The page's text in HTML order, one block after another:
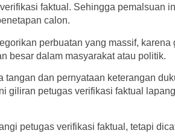
faktual. Sehingga pemalsuan
calon.
perbuatan yang massif,
besar dalam masyarakat atau politik.
tangan dan pernyataan keterangan
giliran petugas verifikasi faktual
petugas verifikasi faktual, tetapi